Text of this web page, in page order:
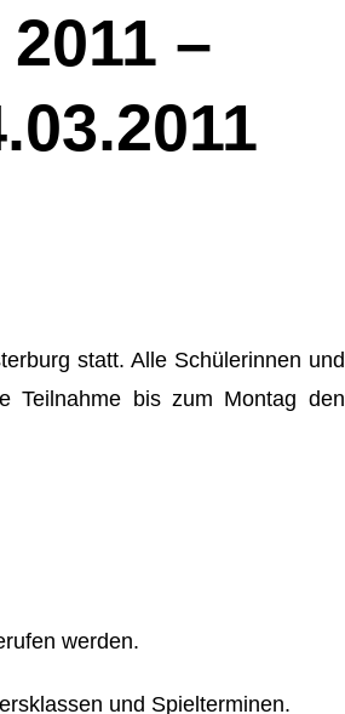
–
statt. Alle Schülerinnen und
Teilnahme bis zum Montag den
werden.
und Spielterminen.